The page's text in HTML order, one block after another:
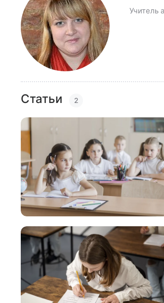
Учитель
Статьи 2